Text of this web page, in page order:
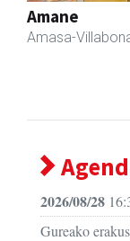
Eizmendi
Amasa-
2026/08/28
Gureako